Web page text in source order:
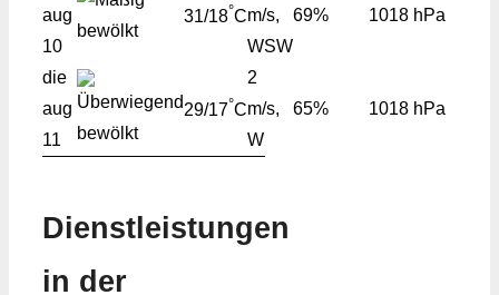
aug
10
31/18°Cm/s,
WSW
69% 1018 hPa
die
aug
11
29/17°C
2
m/s,
W
65% 1018 hPa
Dienstleistungen
in der